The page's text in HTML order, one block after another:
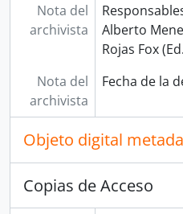
Nota del
archivista
Alberto
Rojas Fox
Nota del
archivista
Fecha de la
Objeto digital
Copias de Acceso